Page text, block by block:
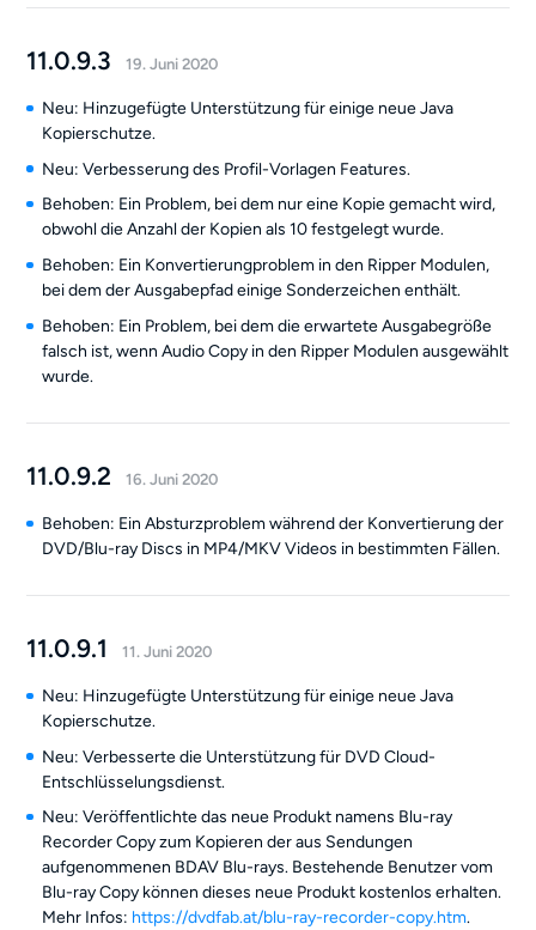
11.0.9.3 19. Juni 2020
Neu: Hinzugefügte Unterstützung für einige neue Java
Kopierschutze.
Neu: Verbesserung des Profil-Vorlagen Features.
Behoben: Ein Problem, bei dem nur eine Kopie gemacht wird,
obwohl die Anzahl der Kopien als 10 festgelegt wurde.
Behoben: Ein Konvertierungproblem in den Ripper Modulen,
bei dem der Ausgabepfad einige Sonderzeichen enthält.
Behoben: Ein Problem, bei dem die erwartete Ausgabegröße
falsch ist, wenn Audio Copy in den Ripper Modulen ausgewählt
wurde.
11.0.9.2 16. Juni 2020
Behoben: Ein Absturzproblem während der Konvertierung der
DVD/Blu-ray Discs in MP4/MKV Videos in bestimmten Fällen.
11.0.9.1 11. Juni 2020
Neu: Hinzugefügte Unterstützung für einige neue Java
Kopierschutze.
Neu: Verbesserte die Unterstützung für DVD Cloud-
Entschlüsselungsdienst.
Neu: Veröffentlichte das neue Produkt namens Blu-ray
Recorder Copy zum Kopieren der aus Sendungen
aufgenommenen BDAV Blu-rays. Bestehende Benutzer vom
Blu-ray Copy können dieses neue Produkt kostenlos erhalten.
Mehr Infos: https://dvdfab.at/blu-ray-recorder-copy.htm.